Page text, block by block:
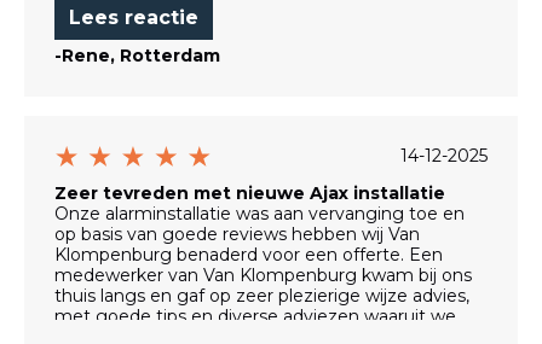
De medewerkers waren stuk voor stuk vriendelijk
en behulpzaam. Zowel de verkoop als de
installatieploeg en de planning dachten goed met
H
Lees reactie
-Rene, Rotterdam
14-12-2025
Zeer tevreden met nieuwe Ajax installatie
Onze alarminstallatie was aan vervanging toe en
op basis van goede reviews hebben wij Van
Klompenburg benaderd voor een offerte. Een
medewerker van Van Klompenburg kwam bij ons
thuis langs en gaf op zeer plezierige wijze advies,
met goede tips en diverse adviezen waaruit we